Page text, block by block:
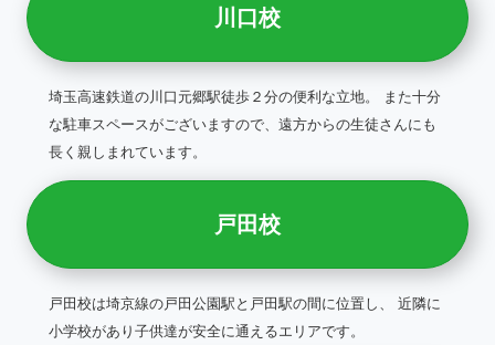
川口校
埼玉高速鉄道の川口元郷駅徒歩２分の便利な立地。 また十分
な駐車スペースがございますので、遠方からの生徒さんにも
長く親しまれています。
戸田校
戸田校は埼京線の戸田公園駅と戸田駅の間に位置し、 近隣に
小学校があり子供達が安全に通えるエリアです。